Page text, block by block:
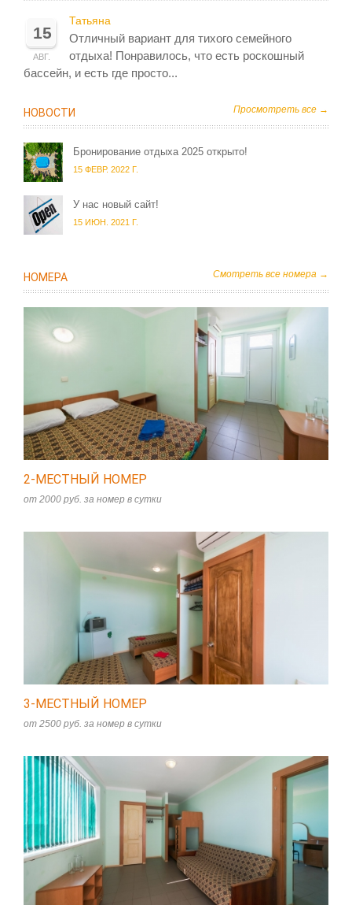
15
АВГ.
Татьяна
Отличный вариант для тихого семейного
отдыха! Понравилось, что есть роскошный
бассейн, и есть где просто...
НОВОСТИ Просмотреть все →
Бронирование отдыха 2025 открыто!
15 ФЕВР. 2022 Г.
У нас новый сайт!
15 ИЮН. 2021 Г.
НОМЕРА Смотреть все номера →
2-МЕСТНЫЙ НОМЕР
от 2000 руб. за номер в сутки
3-МЕСТНЫЙ НОМЕР
от 2500 руб. за номер в сутки